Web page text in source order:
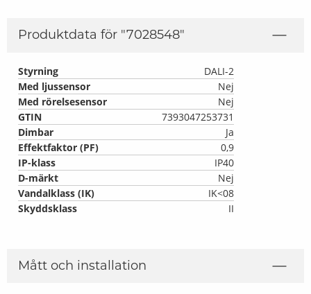
Produktdata för "7028548"
Styrning
DALI-2
Med ljussensor
Nej
Med rörelsesensor
Nej
GTIN
7393047253731
Dimbar
Ja
Effektfaktor (PF)
0,9
IP-klass
IP40
D-märkt
Nej
Vandalklass (IK)
IK<08
Skyddsklass
II
Mått och installation